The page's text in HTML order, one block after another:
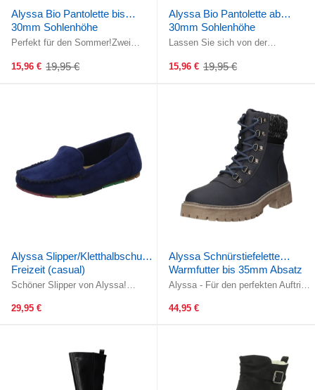
Alyssa Bio Pantolette bis
30mm Sohlenhöhe
Perfekt für den Sommer!Zwei
ermöglichen ein optimales
Anpassen ...
15,96 €
Old
19,95 €
Alyssa Bio Pantolette ab
30mm Sohlenhöhe
Lassen Sie sich von der
überzeugen!Ein verstellbarer
Riemen über dem ...
15,96 €
Old
19,95 €
Alyssa Slipper/Kletthalbschuh
Freizeit (casual)
Schöner Slipper von Alyssa!
dunkelblauer Mikrofaser.Der Schuh
29,95 €
Alyssa Schnürstiefelette
Warmfutter bis 35mm Absatz
(casual)
Alyssa - Für den perfekten Auftritt!
Schnürung und Reißverschluss ...
44,95 €